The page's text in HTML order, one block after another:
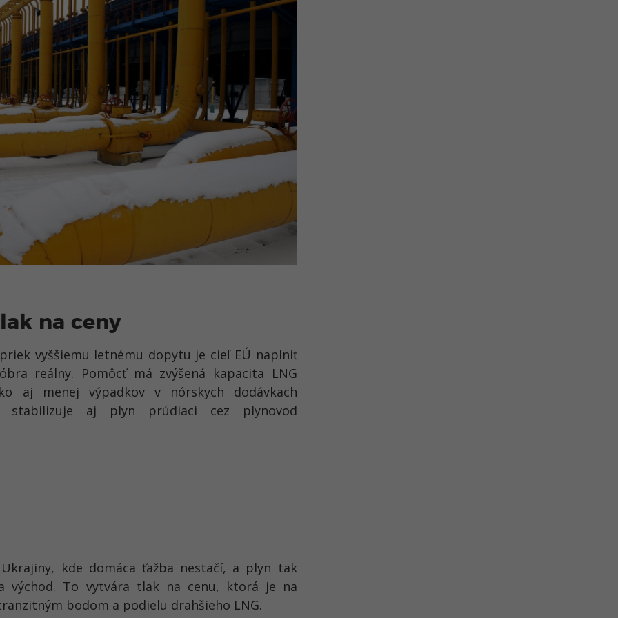
na ceny
vyššiemu letnému dopytu je cieľ EÚ naplniť
reálny. Pomôcť má zvýšená kapacita LNG
aj menej výpadkov v nórskych dodávkach
stabilizuje aj plyn prúdiaci cez plynovod
kde domáca ťažba nestačí, a plyn tak
východ. To vytvára tlak na cenu, ktorá je na
bodom a podielu drahšieho LNG.